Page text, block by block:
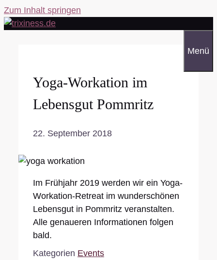
Zum Inhalt springen
Menü
Yoga-Workation im
Lebensgut Pommritz
22. September 2018
Im Frühjahr 2019 werden wir ein Yoga-
Workation-Retreat im wunderschönen
Lebensgut in Pommritz veranstalten.
Alle genaueren Informationen folgen
bald.
Kategorien Events